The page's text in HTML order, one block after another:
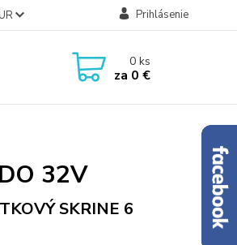
Prihlásenie
0ks
za 0 €
32V
SKRINE 6